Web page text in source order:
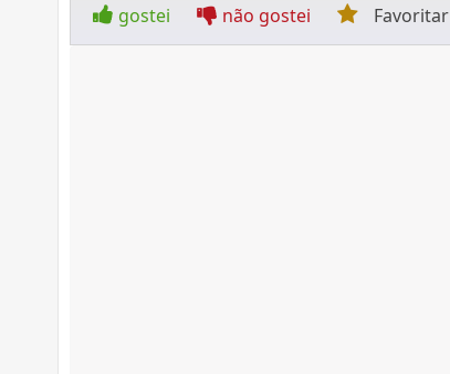
gostei não gostei Favoritar